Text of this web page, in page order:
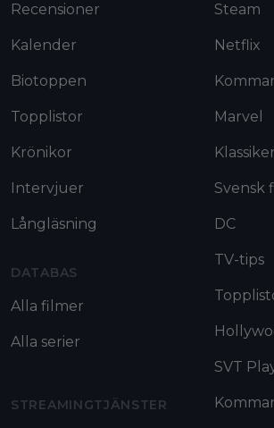
Recensioner
Kalender
Biotoppen
Topplistor
Krönikor
Intervjuer
Långläsning
DATABAS
Alla filmer
Alla serier
STREAMINGTJÄNSTER
Steam
Netflix
Marvel
Klassiker
Svensk
DC
TV-tips
SVT